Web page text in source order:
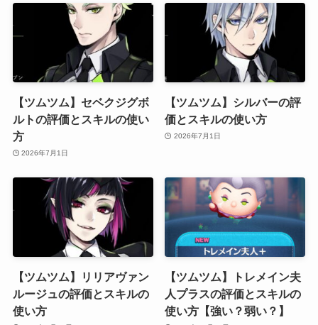
【ツムツム】セベクジグボ
ルトの評価とスキルの使い
方
2026年7月1日
【ツムツム】シルバーの評
価とスキルの使い方
2026年7月1日
【ツムツム】リリアヴァン
ルージュの評価とスキルの
使い方
【ツムツム】トレメイン夫
人プラスの評価とスキルの
使い方【強い？弱い？】